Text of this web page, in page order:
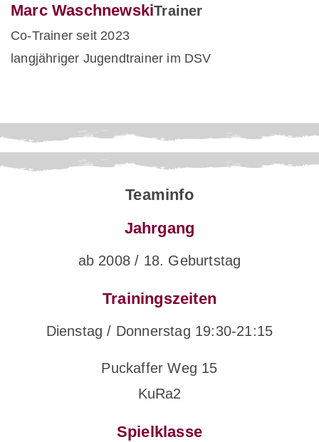
Marc WaschnewskiTrainer
Co-Trainer seit 2023
langjähriger Jugendtrainer im DSV
Teaminfo
Jahrgang
ab 2008 / 18. Geburtstag
Trainingszeiten
Dienstag / Donnerstag 19:30-21:15
Puckaffer Weg 15
KuRa2
Spielklasse